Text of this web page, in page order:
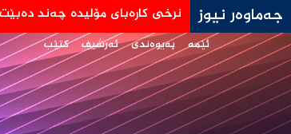
جەماوەر نیوز جه‌ی دی ڤانس: هێڵی سورمان
ئێمە پەیوەندی ئەرشیف کتێب